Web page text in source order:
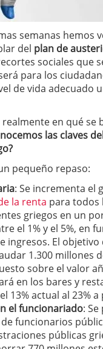
semanas hemos
del plan de
sociales que
para los
de vida adecuado
realmente en qué se
las claves
pequeño repaso:
: Se incrementa el
la renta para todos
griegos en un
el 1% y el 5%, en
ingresos. El objetivo
1.300 millones
sobre el valor
en los bares y
13% actual al 23%
el funcionariado:
funcionarios
públicas